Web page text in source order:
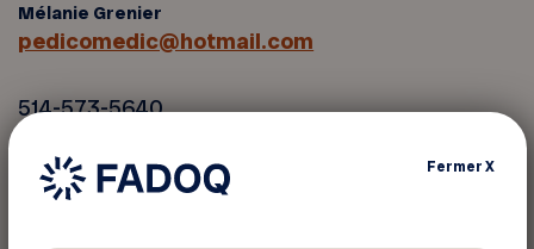
Mélanie Grenier
pedicomedic@hotmail.com
514-573-5640
Cliquez ici pour prendre rendez-vous. FermerX